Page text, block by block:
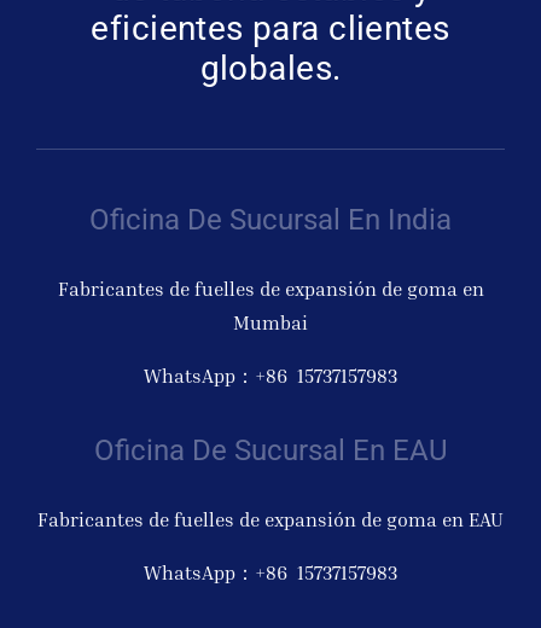
eficientes para clientes
globales.
Oficina De Sucursal En India
Fabricantes de fuelles de expansión de goma en
Mumbai
WhatsApp：+86 15737157983
Oficina De Sucursal En EAU
Fabricantes de fuelles de expansión de goma en EAU
WhatsApp：+86 15737157983